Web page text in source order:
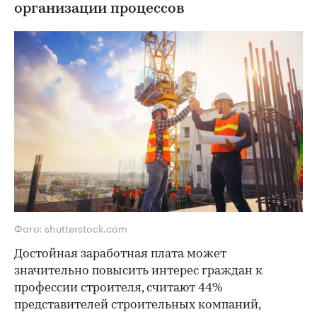
организации процессов
Фото: shutterstock.com
Достойная заработная плата может
значительно повысить интерес граждан к
профессии строителя, считают 44%
представителей строительных компаний,